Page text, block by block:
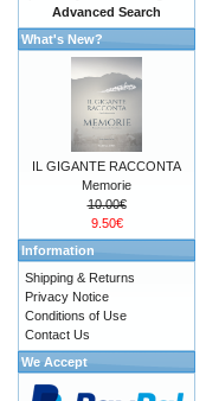
Advanced Search
What's New?
IL GIGANTE RACCONTA
Memorie
10.00€
9.50€
Information
Shipping & Returns
Privacy Notice
Conditions of Use
Contact Us
We Accept